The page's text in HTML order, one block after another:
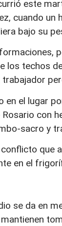
este
, cuando un
bajo su
los techos
trabajador
en el lugar
con
sacro y
que
en el
se da en